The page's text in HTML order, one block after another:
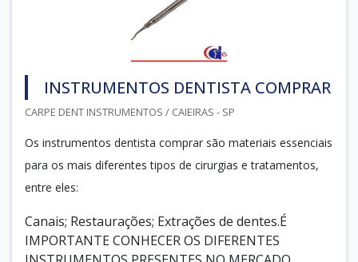
INSTRUMENTOS DENTISTA COMPRAR
CARPE DENT INSTRUMENTOS / CAIEIRAS - SP
Os instrumentos dentista comprar são materiais essenciais
para os mais diferentes tipos de cirurgias e tratamentos,
entre eles:
Canais; Restaurações; Extrações de dentes.É
IMPORTANTE CONHECER OS DIFERENTES